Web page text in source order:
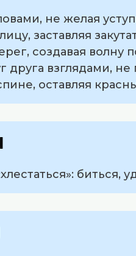
не желая
заставляя
создавая волну
друга взглядами,
оставляя
биться,